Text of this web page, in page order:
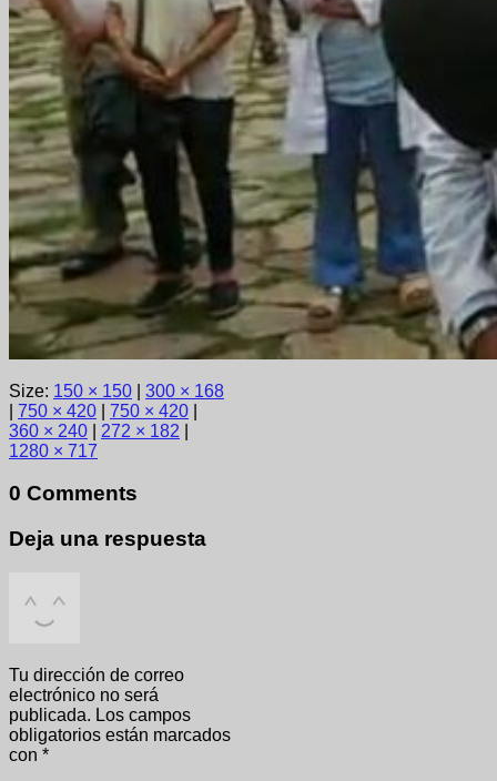
Size: 150 × 150
300 × 168
750 × 420 750 × 420
360 × 240
272 × 182
1280 × 717
0 Comments
Deja una respuesta
Tu dirección de correo
electrónico no será
publicada. Los campos
obligatorios están marcados
con *